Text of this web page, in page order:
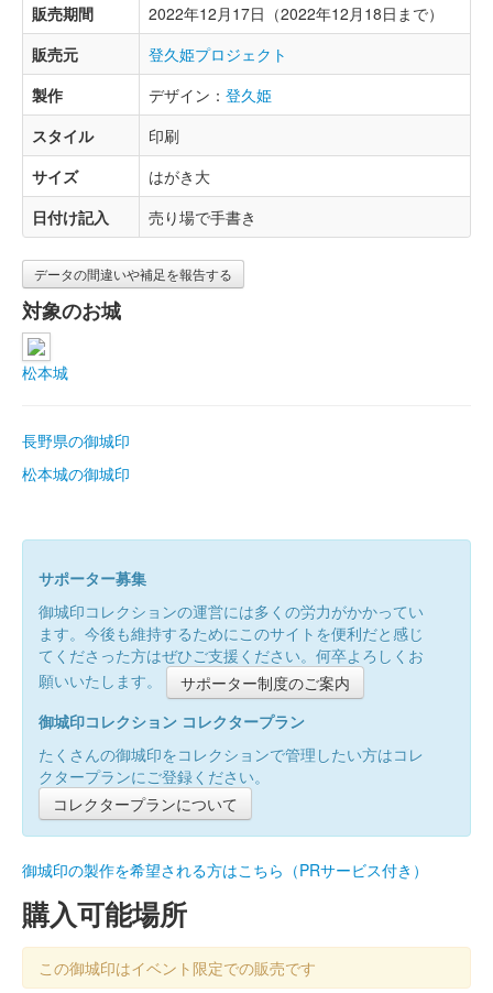
販売期間
2022年12月17日（2022年12月18日まで）
販売元
登久姫プロジェクト
製作
デザイン： 登久姫
スタイル
印刷
サイズ
はがき大
日付け記入
売り場で手書き
データの間違いや補足を報告する
対象のお城
松本城
長野県の御城印
松本城の御城印
サポーター募集
御城印コレクションの運営には多くの労力がかかってい
ます。今後も維持するためにこのサイトを便利だと感じ
てくださった方はぜひご支援ください。何卒よろしくお
願いいたします。
サポーター制度のご案内
御城印コレクション コレクタープラン
たくさんの御城印をコレクションで管理したい方はコレ
クタープランにご登録ください。
コレクタープランについて
御城印の製作を希望される方はこちら（PRサービス付き）
購入可能場所
この御城印はイベント限定での販売です